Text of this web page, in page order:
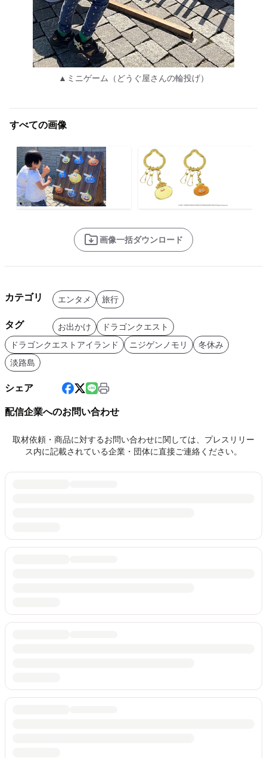
▲ミニゲーム（どうぐ屋さんの輪投げ）
すべての画像
画像一括ダウンロード
カテゴリ エンタメ 旅行
タグ お出かけ
ドラゴンクエスト
ドラゴンクエストアイランド
ニジゲンノモリ
冬休み
淡路島
シェア
配信企業へのお問い合わせ
取材依頼・商品に対するお問い合わせに関しては、プレスリリー
ス内に記載されている企業・団体に直接ご連絡ください。